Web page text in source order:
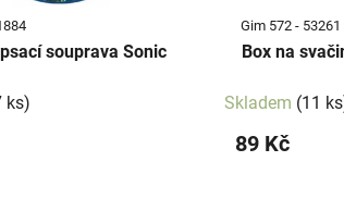
souprava Sonic
ks)
Gim 572 -
Box na
Skladem (11
89 Kč